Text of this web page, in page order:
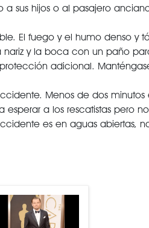
sus hijos o al pasajero
El fuego y el humo denso y
y la boca con un paño
adicional.
Menos de dos
a los rescatistas pero
es en aguas abiertas,